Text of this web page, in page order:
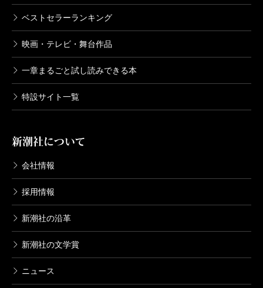
ベストセラーランキング
映画・テレビ・舞台作品
一章まるごと試し読みできる本
特設サイト一覧
新潮社について
会社情報
採用情報
新潮社の沿革
新潮社の文学賞
ニュース